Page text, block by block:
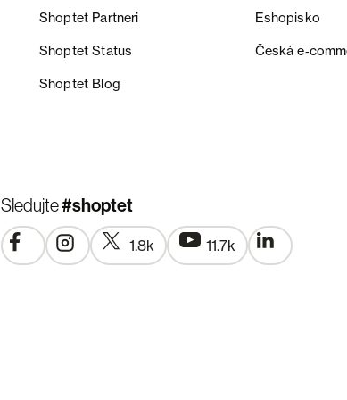
Shoptet Partneri Eshopisko
Shoptet Status Česká
Shoptet Blog
Sledujte#shoptet
1.8k 11.7k